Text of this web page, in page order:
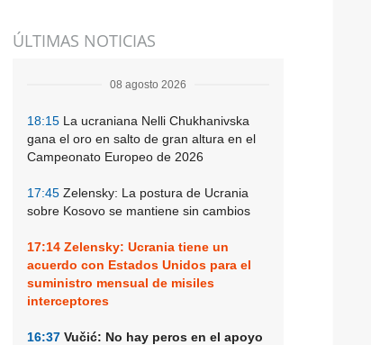
Suscripción
ÚLTIMAS NOTICIAS
08 agosto 2026
18:15 La ucraniana Nelli Chukhanivska
gana el oro en salto de gran altura en el
Campeonato Europeo de 2026
17:45 Zelensky: La postura de Ucrania
sobre Kosovo se mantiene sin cambios
17:14 Zelensky: Ucrania tiene un
acuerdo con Estados Unidos para el
suministro mensual de misiles
interceptores
16:37 Vučić: No hay peros en el apoyo